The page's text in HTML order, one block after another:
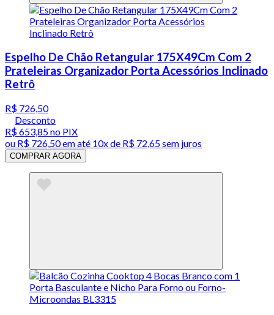
Espelho De Chão Retangular 175X49Cm Com 2
Prateleiras Organizador Porta Acessórios Inclinado
Retrô
R$ 726,50
Desconto
R$ 653,85no PIX
ou R$ 726,50em até 10x de R$ 72,65 sem juros
COMPRAR AGORA